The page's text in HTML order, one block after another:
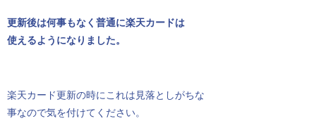
更新後は何事もなく普通に楽天カードは
使えるようになりました。
楽天カード更新の時にこれは見落としがちな
事なので気を付けてください。